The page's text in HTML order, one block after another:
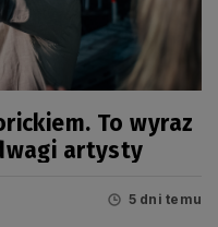
To wyraz
artysty
5 dni temu